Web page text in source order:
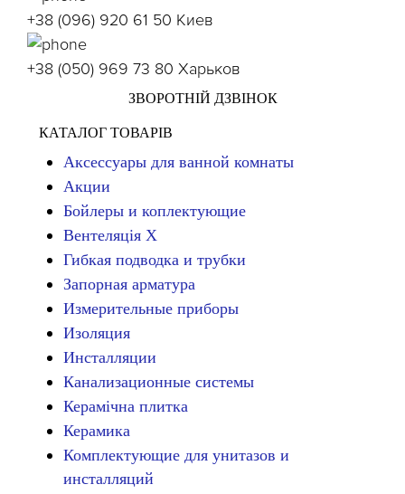
+38 (096) 920 61 50 Киев
+38 (050) 969 73 80 Харьков
ЗВОРОТНІЙ ДЗВІНОК
КАТАЛОГ ТОВАРІВ
Аксессуары для ванной комнаты
Акции
Бойлеры и коплектующие
Вентеляція Х
Гибкая подводка и трубки
Запорная арматура
Измерительные приборы
Изоляция
Инсталляции
Канализационные системы
Керамічна плитка
Керамика
Комплектующие для унитазов и
инсталляций